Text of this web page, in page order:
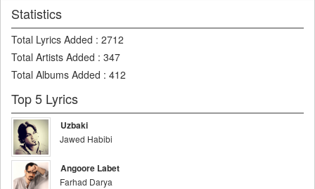
Statistics
Total Lyrics Added : 2712
Total Artists Added : 347
Total Albums Added : 412
Top 5 Lyrics
Uzbaki
Jawed Habibi
Angoore Labet
Farhad Darya